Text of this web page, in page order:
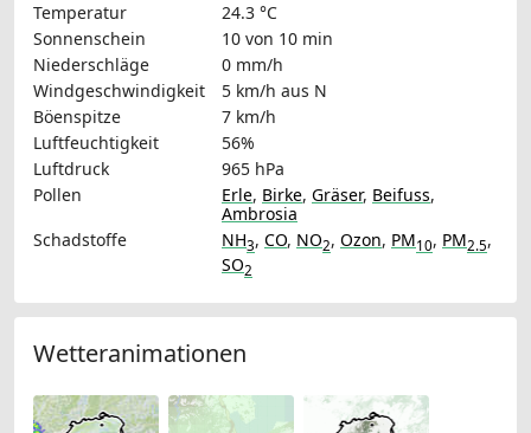
Temperatur
24.3 °C
Sonnenschein
10 von 10 min
Niederschläge
0 mm/h
Windgeschwindigkeit
5 km/h aus N
Böenspitze
7 km/h
Luftfeuchtigkeit
56%
Luftdruck
965 hPa
Pollen
Erle, Birke, Gräser, Beifuss,
Ambrosia
Schadstoffe
NH3, CO, NO2, Ozon, PM10, PM2.5,
SO2
Wetteranimationen